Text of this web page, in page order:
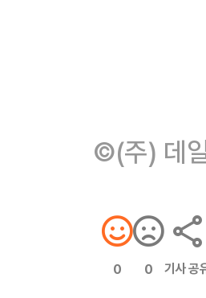
©(주) 데
0 0 기사 공